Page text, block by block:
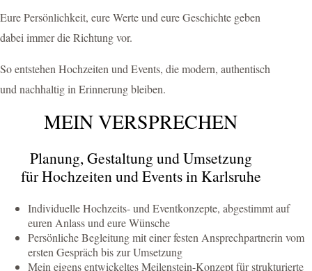
Eure Persönlichkeit, eure Werte und eure Geschichte geben
dabei immer die Richtung vor.
So entstehen Hochzeiten und Events, die modern, authentisch
und nachhaltig in Erinnerung bleiben.
MEIN VERSPRECHEN
Planung, Gestaltung und Umsetzung
für Hochzeiten und Events in Karlsruhe
Individuelle Hochzeits- und Eventkonzepte, abgestimmt auf
euren Anlass und eure Wünsche
Persönliche Begleitung mit einer festen Ansprechpartnerin vom
ersten Gespräch bis zur Umsetzung
Mein eigens entwickeltes Meilenstein-Konzept für strukturierte